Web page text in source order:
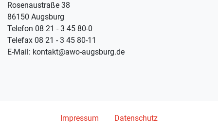
Rosenaustraße 38
86150 Augsburg
Telefon 08 21 - 3 45 80-0
Telefax 08 21 - 3 45 80-11
E-Mail: kontakt@awo-augsburg.de
Impressum Datenschutz